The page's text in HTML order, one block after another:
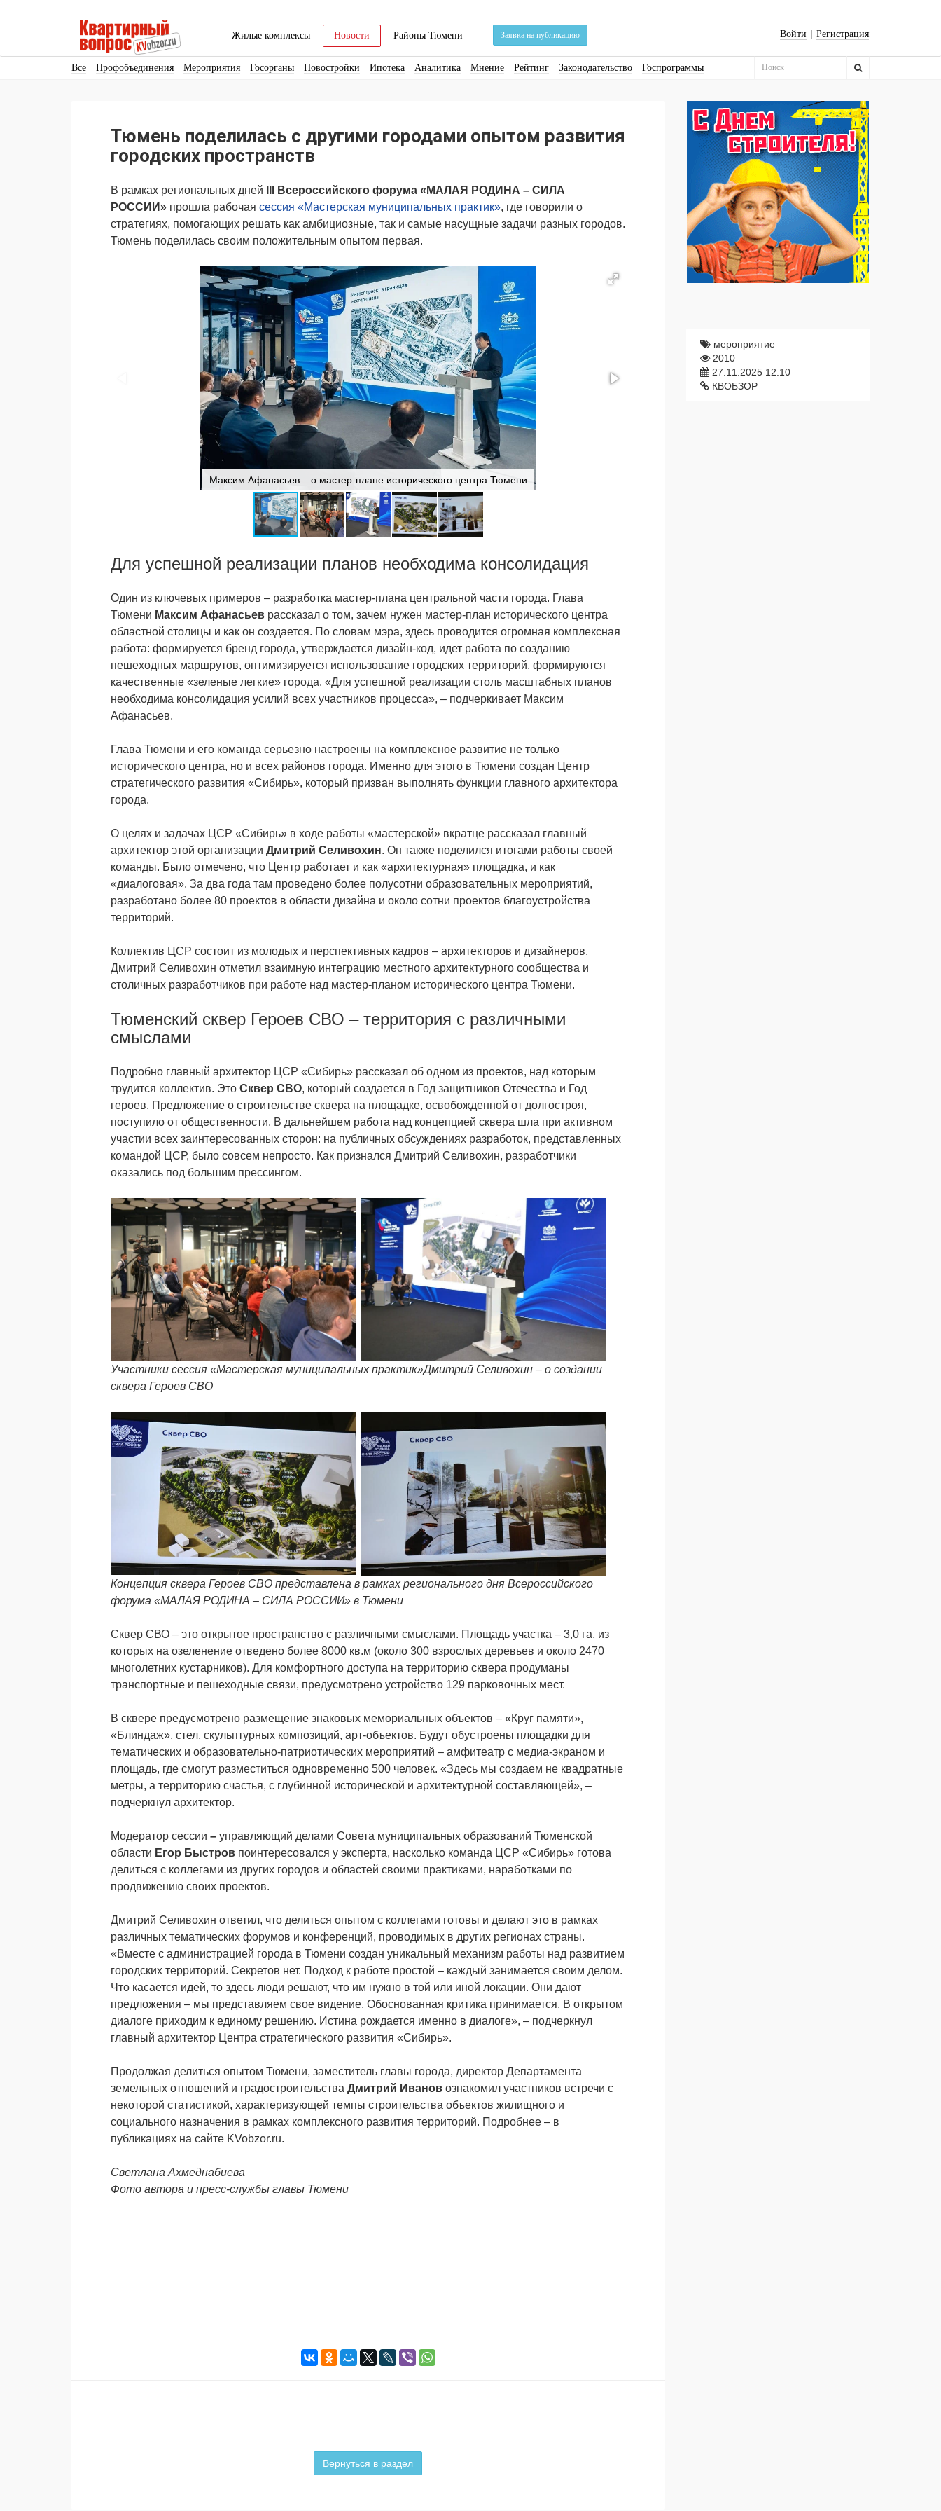
Жилые комплексы Новости Районы Тюмени Заявка на публикацию Войти | Регистрация
Все Профобъединения Мероприятия Госорганы Новостройки Ипотека Аналитика Мнение Рейтинг Законодательство Госпрограммы
Тюмень поделилась с другими городами опытом развития
городских пространств
В рамках региональных дней
Всероссийского форума «МАЛАЯ РОДИНА – СИЛА
РОССИИ» прошла рабочая сессия «Мастерская муниципальных практик», где говорили о
стратегиях, помогающих решать как амбициозные, так и самые насущные задачи разных городов.
Тюмень поделилась своим положительным опытом первая.
Максим Афанасьев – о мастер-плане исторического центра Тюмени
Для успешной реализации планов необходима консолидация
Один из ключевых примеров – разработка мастер-плана центральной части города. Глава
Тюмени Максим Афанасьев рассказал о том, зачем нужен мастер-план исторического центра
областной столицы и как он создается. По словам мэра, здесь проводится огромная комплексная
работа: формируется бренд города, утверждается дизайн-код, идет работа по созданию
пешеходных маршрутов, оптимизируется использование городских территорий, формируются
качественные «зеленые легкие» города. «Для успешной реализации столь масштабных планов
необходима консолидация усилий всех участников процесса», – подчеркивает Максим
Афанасьев.
Глава Тюмени и его команда серьезно настроены на комплексное развитие не только
исторического центра, но и всех районов города. Именно для этого в Тюмени создан Центр
стратегического развития «Сибирь», который призван выполнять функции главного архитектора
города.
О целях и задачах ЦСР «Сибирь» в ходе работы «мастерской» вкратце рассказал главный
архитектор этой организации Дмитрий Селивохин. Он также поделился итогами работы своей
команды. Было отмечено, что Центр работает и как «архитектурная» площадка, и как
«диалоговая». За два года там проведено более полусотни образовательных мероприятий,
разработано более 80 проектов в области дизайна и около сотни проектов благоустройства
территорий.
Коллектив ЦСР состоит из молодых и перспективных кадров – архитекторов и дизайнеров.
Дмитрий Селивохин отметил взаимную интеграцию местного архитектурного сообщества и
столичных разработчиков при работе над мастер-планом исторического центра Тюмени.
Тюменский сквер Героев СВО – территория с различными
смыслами
Подробно главный архитектор ЦСР «Сибирь» рассказал об одном из проектов, над которым
трудится коллектив. Это Сквер СВО, который создается в Год защитников Отечества и Год
героев. Предложение о строительстве сквера на площадке, освобожденной от долгостроя,
поступило от общественности. В дальнейшем работа над концепцией сквера шла при активном
участии всех заинтересованных сторон: на публичных обсуждениях разработок, представленных
командой ЦСР, было совсем непросто. Как признался Дмитрий Селивохин, разработчики
оказались под большим прессингом.
Участники сессия «Мастерская муниципальных практик»Дмитрий Селивохин – о создании
сквера Героев СВО
Концепция сквера Героев СВО представлена в рамках регионального дня Всероссийского
форума «МАЛАЯ РОДИНА – СИЛА РОССИИ» в Тюмени
Сквер СВО – это открытое пространство с различными смыслами. Площадь участка – 3,0 га, из
которых на озеленение отведено более 8000 кв.м (около 300 взрослых деревьев и около 2470
многолетних кустарников). Для комфортного доступа на территорию сквера продуманы
транспортные и пешеходные связи, предусмотрено устройство 129 парковочных мест.
В сквере предусмотрено размещение знаковых мемориальных объектов – «Круг памяти»,
«Блиндаж», стел, скульптурных композиций, арт-объектов. Будут обустроены площадки для
тематических и образовательно-патриотических мероприятий – амфитеатр с медиа-экраном и
площадь, где смогут разместиться одновременно 500 человек. «Здесь мы создаем не квадратные
метры, а территорию счастья, с глубинной исторической и архитектурной составляющей», –
подчеркнул архитектор.
Модератор сессии – управляющий делами Совета муниципальных образований Тюменской
области Егор Быстров поинтересовался у эксперта, насколько команда ЦСР «Сибирь» готова
делиться с коллегами из других городов и областей своими практиками, наработками по
продвижению своих проектов.
Дмитрий Селивохин ответил, что делиться опытом с коллегами готовы и делают это в рамках
различных тематических форумов и конференций, проводимых в других регионах страны.
«Вместе с администрацией города в Тюмени создан уникальный механизм работы над развитием
городских территорий. Секретов нет. Подход к работе простой – каждый занимается своим делом.
Что касается идей, то здесь люди решают, что им нужно в той или иной локации. Они дают
предложения – мы представляем свое видение. Обоснованная критика принимается. В открытом
диалоге приходим к единому решению. Истина рождается именно в диалоге», – подчеркнул
главный архитектор Центра стратегического развития «Сибирь».
Продолжая делиться опытом Тюмени, заместитель главы города, директор Департамента
земельных отношений и градостроительства Дмитрий Иванов ознакомил участников встречи с
некоторой статистикой, характеризующей темпы строительства объектов жилищного и
социального назначения в рамках комплексного развития территорий. Подробнее – в
публикациях на сайте KVobzor.ru.
Светлана Ахмеднабиева
Фото автора и пресс-службы главы Тюмени
Вернуться в раздел
мероприятие
2010
27.11.2025 12:10
КВОБЗОР